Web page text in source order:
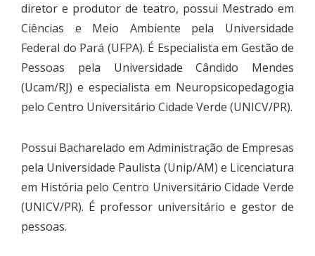
diretor e produtor de teatro, possui Mestrado em
Ciências e Meio Ambiente pela Universidade
Federal do Pará (UFPA). É Especialista em Gestão de
Pessoas pela Universidade Cândido Mendes
(Ucam/RJ) e especialista em Neuropsicopedagogia
pelo Centro Universitário Cidade Verde (UNICV/PR).
Possui Bacharelado em Administração de Empresas
pela Universidade Paulista (Unip/AM) e Licenciatura
em História pelo Centro Universitário Cidade Verde
(UNICV/PR). É professor universitário e gestor de
pessoas.